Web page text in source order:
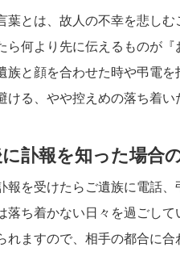
葉とは、故人の不幸を悲しむ
ら何より先に伝えるものが
族と顔を合わせた時や弔電を
ける、やや控えめの落ち着
訃報を知った場合
報を受けたらご遺族に電話
落ち着かない日々を過ごし
れますので、相手の都合に合